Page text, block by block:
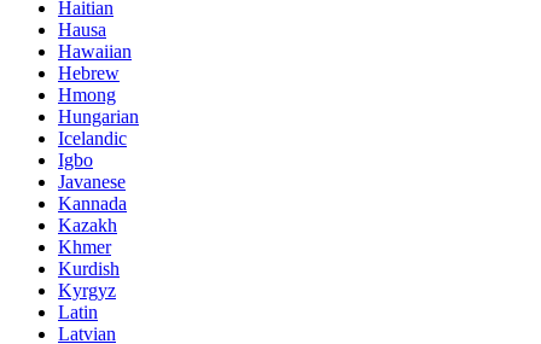
Haitian
Hausa
Hawaiian
Hebrew
Hmong
Hungarian
Icelandic
Igbo
Javanese
Kannada
Kazakh
Khmer
Kurdish
Kyrgyz
Latin
Latvian